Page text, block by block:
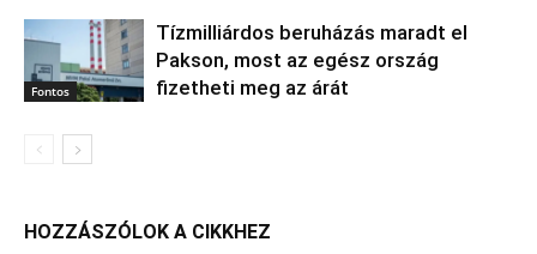
Fontos
Tízmilliárdos beruházás maradt el
Pakson, most az egész ország
fizetheti meg az árát
HOZZÁSZÓLOK A CIKKHEZ